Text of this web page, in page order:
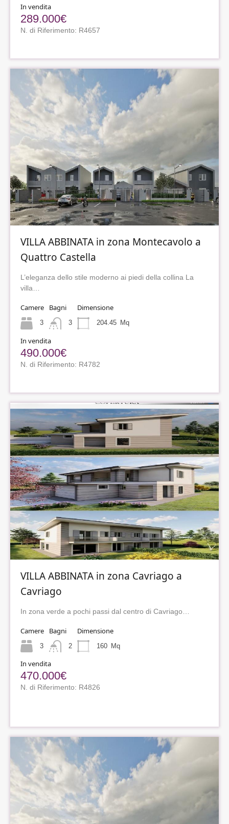
In vendita
289.000€
N. di Riferimento: R4657
VILLA ABBINATA in zona Montecavolo a
Quattro Castella
L’eleganza dello stile moderno ai piedi della collina La
villa…
Camere
3
Bagni
3
Dimensione
204.45 Mq
In vendita
490.000€
N. di Riferimento: R4782
VILLA ABBINATA in zona Cavriago a
Cavriago
In zona verde a pochi passi dal centro di Cavriago…
Camere
3
Bagni
2
Dimensione
160 Mq
In vendita
470.000€
N. di Riferimento: R4826